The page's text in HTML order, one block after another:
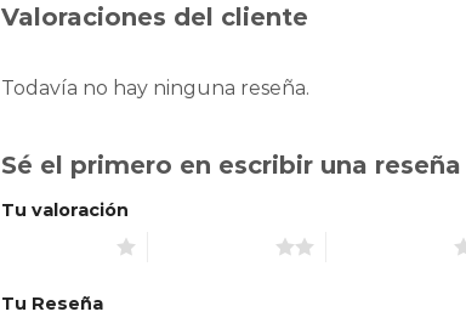
Valoraciones del cliente
Todavía no hay ninguna reseña.
Sé el primero en escribir una
Tu valoración
Tu Reseña